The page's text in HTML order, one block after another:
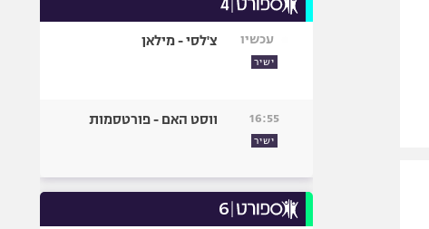
עכשיו
ישיר
צ'לסי - מילאן
16:55
ישיר
ווסט האם - פורטסמות